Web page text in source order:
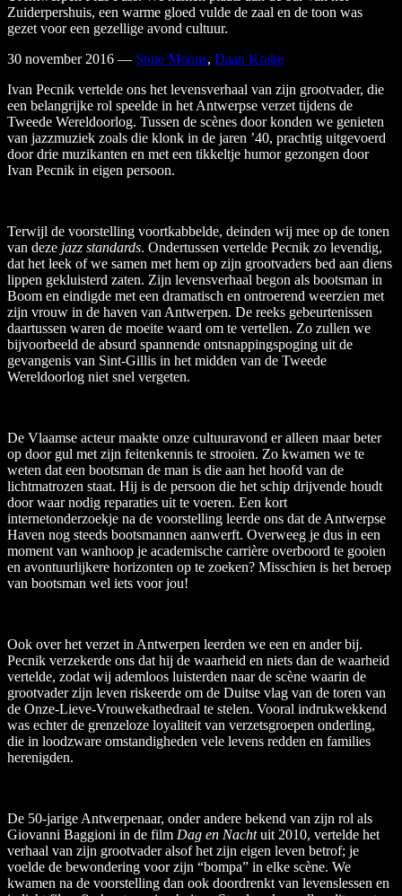
Zuiderpershuis, een warme gloed vulde de zaal en de toon was
gezet voor een gezellige avond cultuur.
30 november 2016 — Stine Moons, Daan Krake
Ivan Pecnik vertelde ons het levensverhaal van zijn grootvader, die
een belangrijke rol speelde in het Antwerpse verzet tijdens de
Tweede Wereldoorlog. Tussen de scènes door konden we genieten
van jazzmuziek zoals die klonk in de jaren ’40, prachtig uitgevoerd
door drie muzikanten en met een tikkeltje humor gezongen door
Ivan Pecnik in eigen persoon.
Terwijl de voorstelling voortkabbelde, deinden wij mee op de tonen
van deze jazz standards. Ondertussen vertelde Pecnik zo levendig,
dat het leek of we samen met hem op zijn grootvaders bed aan diens
lippen gekluisterd zaten. Zijn levensverhaal begon als bootsman in
Boom en eindigde met een dramatisch en ontroerend weerzien met
zijn vrouw in de haven van Antwerpen. De reeks gebeurtenissen
daartussen waren de moeite waard om te vertellen. Zo zullen we
bijvoorbeeld de absurd spannende ontsnappingspoging uit de
gevangenis van Sint-Gillis in het midden van de Tweede
Wereldoorlog niet snel vergeten.
De Vlaamse acteur maakte onze cultuuravond er alleen maar beter
op door gul met zijn feitenkennis te strooien. Zo kwamen we te
weten dat een bootsman de man is die aan het hoofd van de
lichtmatrozen staat. Hij is de persoon die het schip drijvende houdt
door waar nodig reparaties uit te voeren. Een kort
internetonderzoekje na de voorstelling leerde ons dat de Antwerpse
Haven nog steeds bootsmannen aanwerft. Overweeg je dus in een
moment van wanhoop je academische carrière overboord te gooien
en avontuurlijkere horizonten op te zoeken? Misschien is het beroep
van bootsman wel iets voor jou!
Ook over het verzet in Antwerpen leerden we een en ander bij.
Pecnik verzekerde ons dat hij de waarheid en niets dan de waarheid
vertelde, zodat wij ademloos luisterden naar de scène waarin de
grootvader zijn leven riskeerde om de Duitse vlag van de toren van
de Onze-Lieve-Vrouwekathedraal te stelen. Vooral indrukwekkend
was echter de grenzeloze loyaliteit van verzetsgroepen onderling,
die in loodzware omstandigheden vele levens redden en families
herenigden.
De 50-jarige Antwerpenaar, onder andere bekend van zijn rol als
Giovanni Baggioni in de film Dag en Nachtuit 2010, vertelde het
verhaal van zijn grootvader alsof het zijn eigen leven betrof; je
voelde de bewondering voor zijn “bompa” in elke scène. We
kwamen na de voorstelling dan ook doordrenkt van levenslessen en